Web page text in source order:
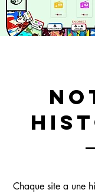
Chaque site a une